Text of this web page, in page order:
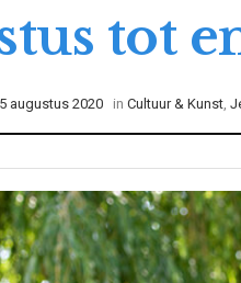
tot
augustus 2020 in Cultuur & Kunst,